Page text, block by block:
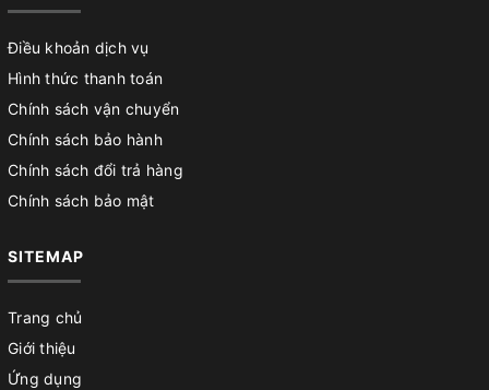
Điều khoản dịch vụ
Hình thức thanh toán
Chính sách vận chuyển
Chính sách bảo hành
Chính sách đổi trả hàng
Chính sách bảo mật
SITEMAP
Trang chủ
Giới thiệu
Ứng dụng